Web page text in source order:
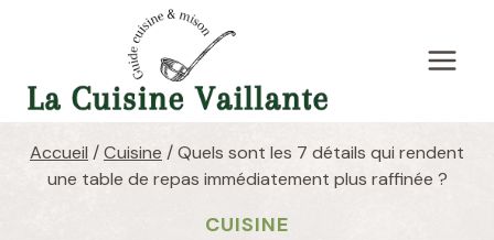
Accueil /Cuisine /Quels sont les 7 détails qui rendent
une table de repas immédiatement plus raffinée ?
CUISINE